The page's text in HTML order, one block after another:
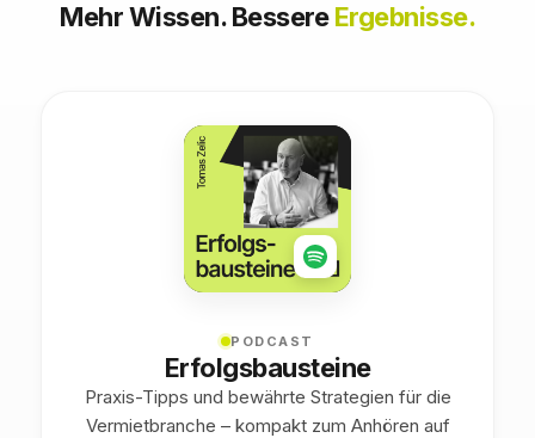
Mehr Wissen. BessereErgebnisse.
PODCAST
Erfolgsbausteine
Praxis-Tipps und bewährte Strategien für die
Vermietbranche – kompakt zum Anhören auf